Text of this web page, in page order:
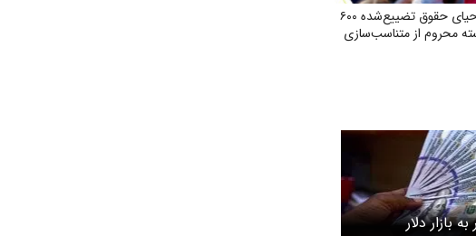
درخواست احیای حقوق تضییع‌شده ۶۰۰
محروم از متناسب‌سازی
بازار دلار